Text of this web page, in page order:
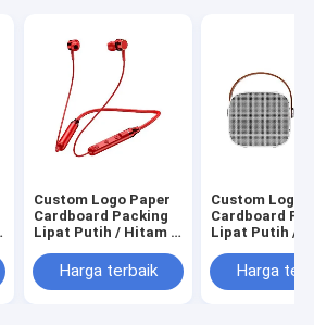
Custom Logo Paper
Cardboard Packing
Lipat Putih / Hitam /
Magnetic Gift Box
dengan Ribbon
Harga terbaik
Custom Logo
Cardboard
Lipat Putih /
Magnetic Gift
dengan Ribbon
Harga